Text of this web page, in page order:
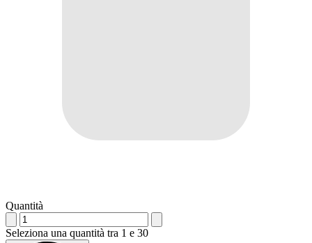
Quantità
Seleziona una quantità tra 1 e 30